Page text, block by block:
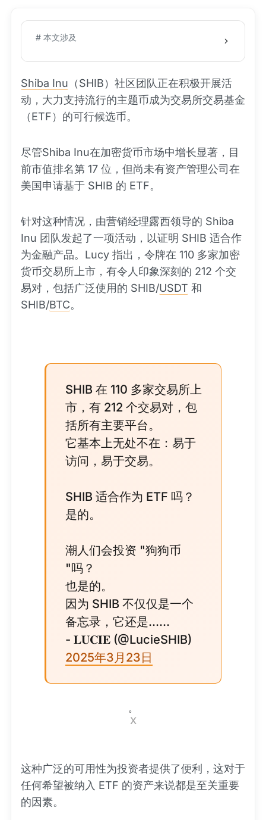
# 本文涉及
Shiba Inu （SHIB）社区团队正在积极开展活
动，大力支持流行的主题币成为交易所交易基金
（ETF）的可行候选币。
尽管Shiba Inu在加密货币市场中增长显著，目
前市值排名第 17 位，但尚未有资产管理公司在
美国申请基于 SHIB 的 ETF。
针对这种情况，由营销经理露西领导的 Shiba
Inu 团队发起了一项活动，以证明 SHIB 适合作
为金融产品。Lucy 指出，令牌在 110 多家加密
货币交易所上市，有令人印象深刻的 212 个交
易对，包括广泛使用的 SHIB/USDT 和
SHIB/BTC。
SHIB 在 110 多家交易所上
市，有 212 个交易对，包
括所有主要平台。
它基本上无处不在：易于
访问，易于交易。
SHIB 适合作为 ETF 吗？
是的。
潮人们会投资 "狗狗币
"吗？
也是的。
因为 SHIB 不仅仅是一个
备忘录，它还是......
- 𝐋𝐔𝐂𝐈𝐄 (@LucieSHIB)
2025年3月23日
。
X
这种广泛的可用性为投资者提供了便利，这对于
任何希望被纳入 ETF 的资产来说都是至关重要
的因素。